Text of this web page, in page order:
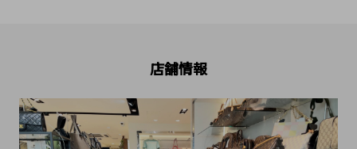
店舗情報